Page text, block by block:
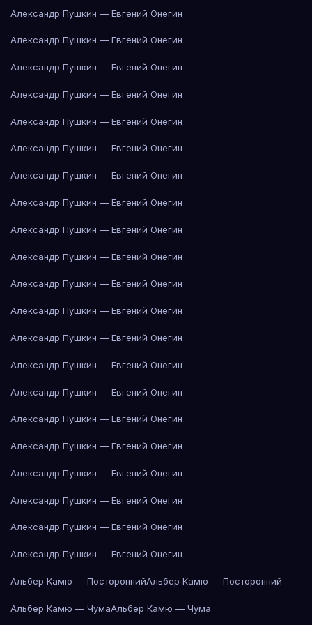
Александр Пушкин — Евгений Онегин
Александр Пушкин — Евгений Онегин
Александр Пушкин — Евгений Онегин
Александр Пушкин — Евгений Онегин
Александр Пушкин — Евгений Онегин
Александр Пушкин — Евгений Онегин
Александр Пушкин — Евгений Онегин
Александр Пушкин — Евгений Онегин
Александр Пушкин — Евгений Онегин
Александр Пушкин — Евгений Онегин
Александр Пушкин — Евгений Онегин
Александр Пушкин — Евгений Онегин
Александр Пушкин — Евгений Онегин
Александр Пушкин — Евгений Онегин
Александр Пушкин — Евгений Онегин
Александр Пушкин — Евгений Онегин
Александр Пушкин — Евгений Онегин
Александр Пушкин — Евгений Онегин
Александр Пушкин — Евгений Онегин
Александр Пушкин — Евгений Онегин
Александр Пушкин — Евгений Онегин
Альбер Камю — ПостороннийАльбер Камю — Посторонний
Альбер Камю — ЧумаАльбер Камю — Чума